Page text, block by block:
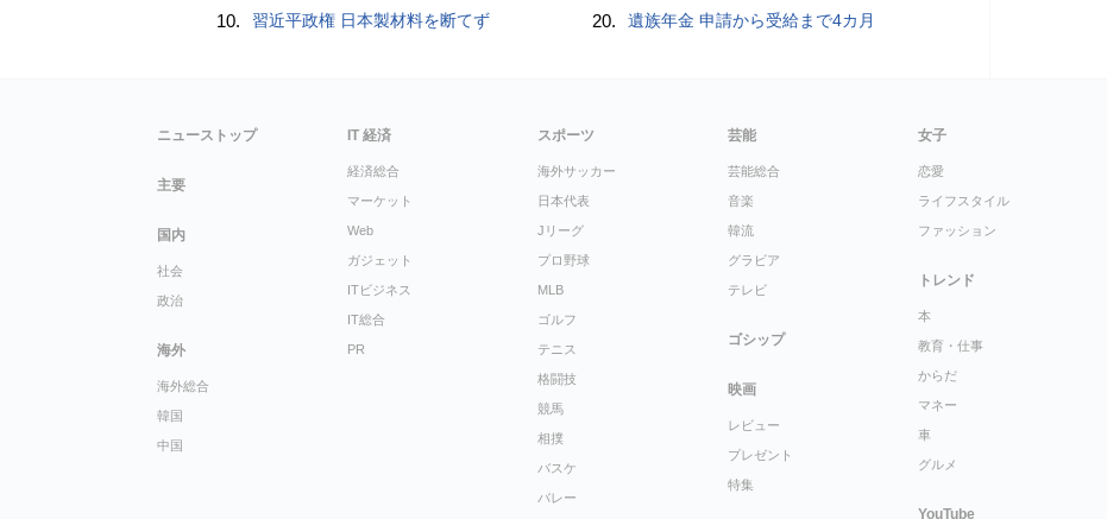
10. 習近平政権 日本製材料を断てず 20. 遺族年金 申請から受給まで4カ月
ニューストップ
主要
国内
社会
政治
海外
海外総合
韓国
中国
IT 経済
経済総合
マーケット
Web
ガジェット
ITビジネス
IT総合
PR
スポーツ
海外サッカー
日本代表
Jリーグ
プロ野球
MLB
ゴルフ
テニス
格闘技
競馬
相撲
バスケ
バレー
芸能
芸能総合
音楽
韓流
グラビア
テレビ
ゴシップ
映画
レビュー
プレゼント
特集
女子
恋愛
ライフスタイル
ファッション
トレンド
本
教育・仕事
からだ
マネー
車
グルメ
YouTube